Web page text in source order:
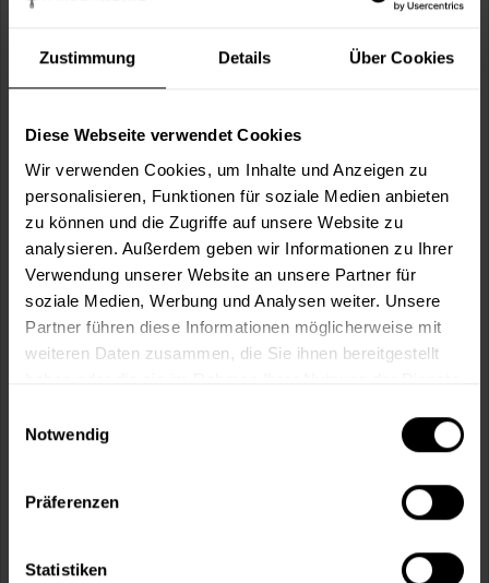
Zustimmung Details Über Cookies
Diese Webseite verwendet Cookies
Wir verwenden Cookies, um Inhalte und Anzeigen zu
personalisieren, Funktionen für soziale Medien anbieten
zu können und die Zugriffe auf unsere Website zu
analysieren. Außerdem geben wir Informationen zu Ihrer
Verwendung unserer Website an unsere Partner für
soziale Medien, Werbung und Analysen weiter. Unsere
Partner führen diese Informationen möglicherweise mit
weiteren Daten zusammen, die Sie ihnen bereitgestellt
Notwendig
Präferenzen
Statistiken
Verbrauch berechnen
In denWarenkorb
Merken Fragen zum Artikel?